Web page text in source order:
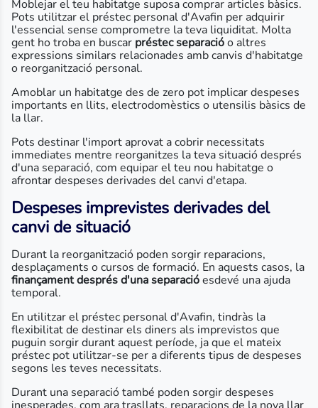
Moblejar el teu habitatge suposa comprar articles bàsics.
Pots utilitzar el préstec personal d'Avafin per adquirir
l'essencial sense comprometre la teva liquiditat. Molta
gent ho troba en buscar préstec separacióo altres
expressions similars relacionades amb canvis d'habitatge
o reorganització personal.
Amoblar un habitatge des de zero pot implicar despeses
importants en llits, electrodomèstics o utensilis bàsics de
la llar.
Pots destinar l'import aprovat a cobrir necessitats
immediates mentre reorganitzes la teva situació després
d'una separació, com equipar el teu nou habitatge o
afrontar despeses derivades del canvi d'etapa.
Despeses imprevistes derivades del
canvi de situació
Durant la reorganització poden sorgir reparacions,
desplaçaments o cursos de formació. En aquests casos, la
finançament després d'una separacióesdevé una ajuda
temporal.
En utilitzar el préstec personal d'Avafin, tindràs la
flexibilitat de destinar els diners als imprevistos que
puguin sorgir durant aquest període, ja que el mateix
préstec pot utilitzar-se per a diferents tipus de despeses
segons les teves necessitats.
Durant una separació també poden sorgir despeses